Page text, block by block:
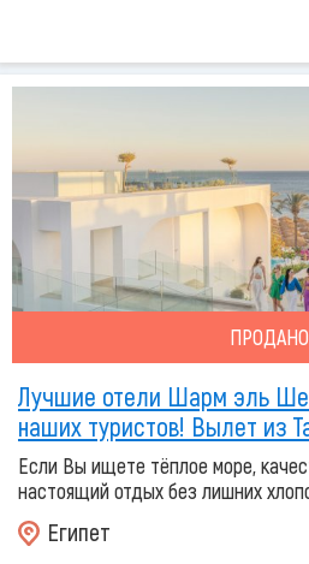
ПРОДАНО
Лучшие отели Шарм эль
наших туристов! Вылет из
Если Вы ищете тёплое море,
настоящий отдых без лишних
Египет